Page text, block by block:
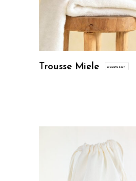
Personalizzo
Trousse Miele accessori